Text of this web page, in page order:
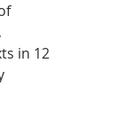
in 12